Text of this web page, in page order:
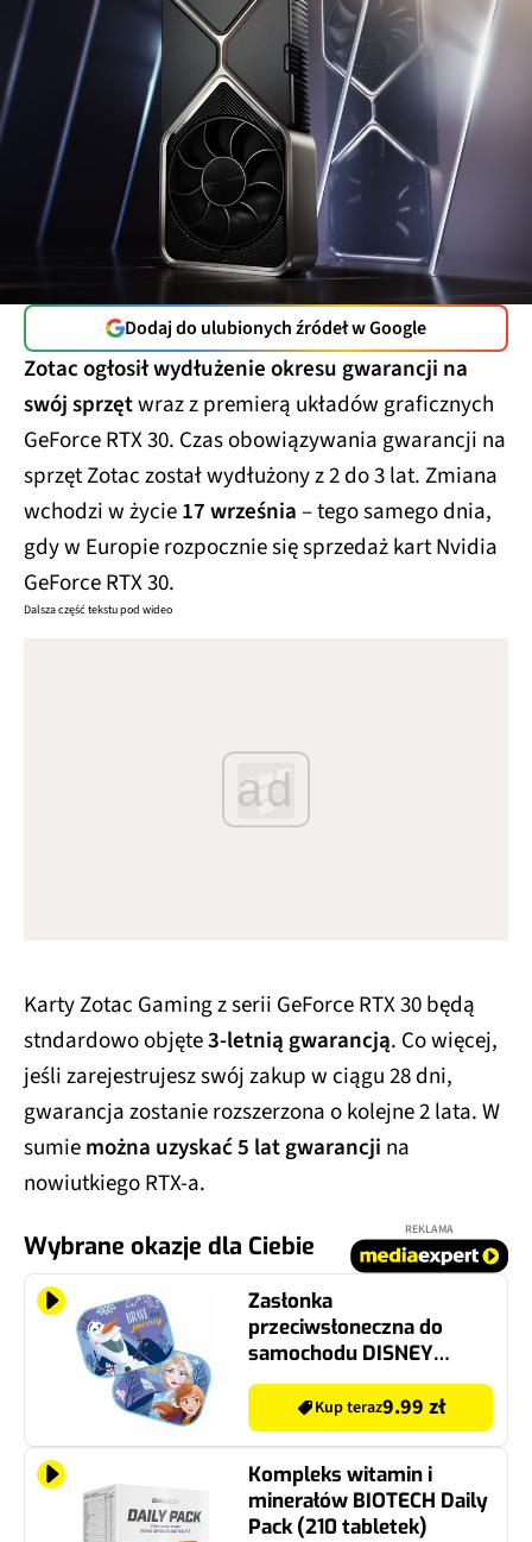
Dodaj do ulubionych źródeł w Google
Zotac ogłosił wydłużenie okresu gwarancji na
swój sprzętwraz z premierą układów graficznych
GeForce RTX 30. Czas obowiązywania gwarancji na
sprzęt Zotac został wydłużony z 2 do 3 lat. Zmiana
wchodzi w życie17 września– tego samego dnia,
gdy w Europie rozpocznie się sprzedaż kart Nvidia
GeForce RTX 30.
Dalsza część tekstu pod wideo
ad
Karty Zotac Gaming z serii GeForce RTX 30 będą
stndardowo objęte3-letnią gwarancją. Co więcej,
jeśli zarejestrujesz swój zakup w ciągu 28 dni,
gwarancja zostanie rozszerzona o kolejne 2 lata. W
sumiemożna uzyskać 5 lat gwarancji na
nowiutkiego RTX-a.
Wybrane okazje dla Ciebie
REKLAMA
Zasłonka
przeciwsłoneczna do
samochodu DISNEY
Kraina Lodu 2 9339 (2
Kup teraz9.99 zł
Kompleks witamin i
minerałów BIOTECH Daily
Pack (210 tabletek)